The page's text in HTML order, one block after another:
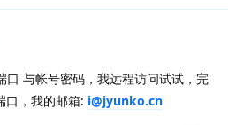
口 与帐号密码，我远程访问试试，完
口，我的邮箱: i@jyunko.cn